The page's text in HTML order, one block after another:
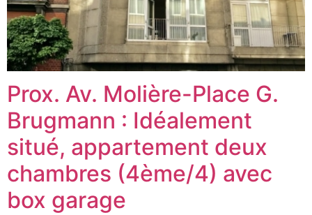
Prox. Av. Molière-Place G.
Brugmann : Idéalement
situé, appartement deux
chambres (4ème/4) avec
box garage